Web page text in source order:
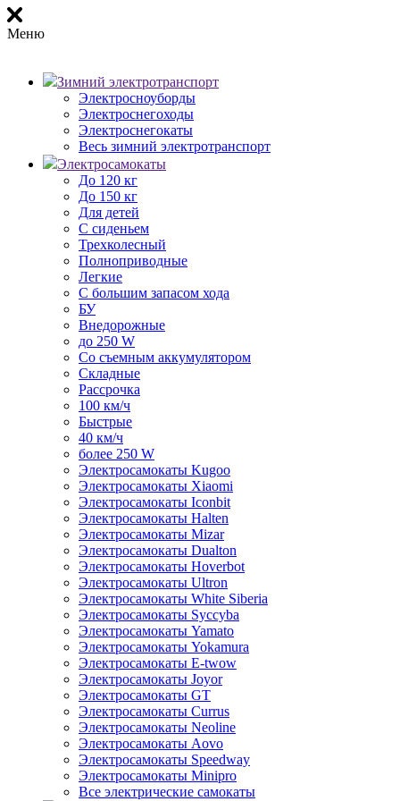
Меню
Зимний электротранспорт
Электросноуборды
Электроснегоходы
Электроснегокаты
Весь зимний электротранспорт
Электросамокаты
До 120 кг
До 150 кг
Для детей
С сиденьем
Трехколесный
Полноприводные
Легкие
С большим запасом хода
БУ
Внедорожные
до 250 W
Со съемным аккумулятором
Складные
Рассрочка
100 км/ч
Быстрые
40 км/ч
более 250 W
Электросамокаты Kugoo
Электросамокаты Xiaomi
Электросамокаты Iconbit
Электросамокаты Halten
Электросамокаты Mizar
Электросамокаты Dualton
Электросамокаты Hoverbot
Электросамокаты Ultron
Электросамокаты White Siberia
Электросамокаты Syccyba
Электросамокаты Yamato
Электросамокаты Yokamura
Электросамокаты E-twow
Электросамокаты Joyor
Электросамокаты GT
Электросамокаты Currus
Электросамокаты Neoline
Электросамокаты Aovo
Электросамокаты Speedway
Электросамокаты Minipro
Все электрические самокаты